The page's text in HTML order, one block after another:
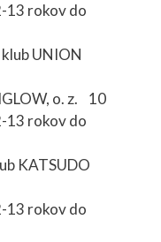
13 rokov do
UNION
o. z. 10
13 rokov do
KATSUDO
13 rokov do